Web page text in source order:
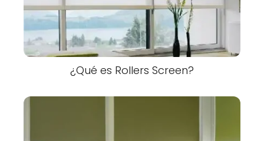
¿Qué es Rollers Screen?